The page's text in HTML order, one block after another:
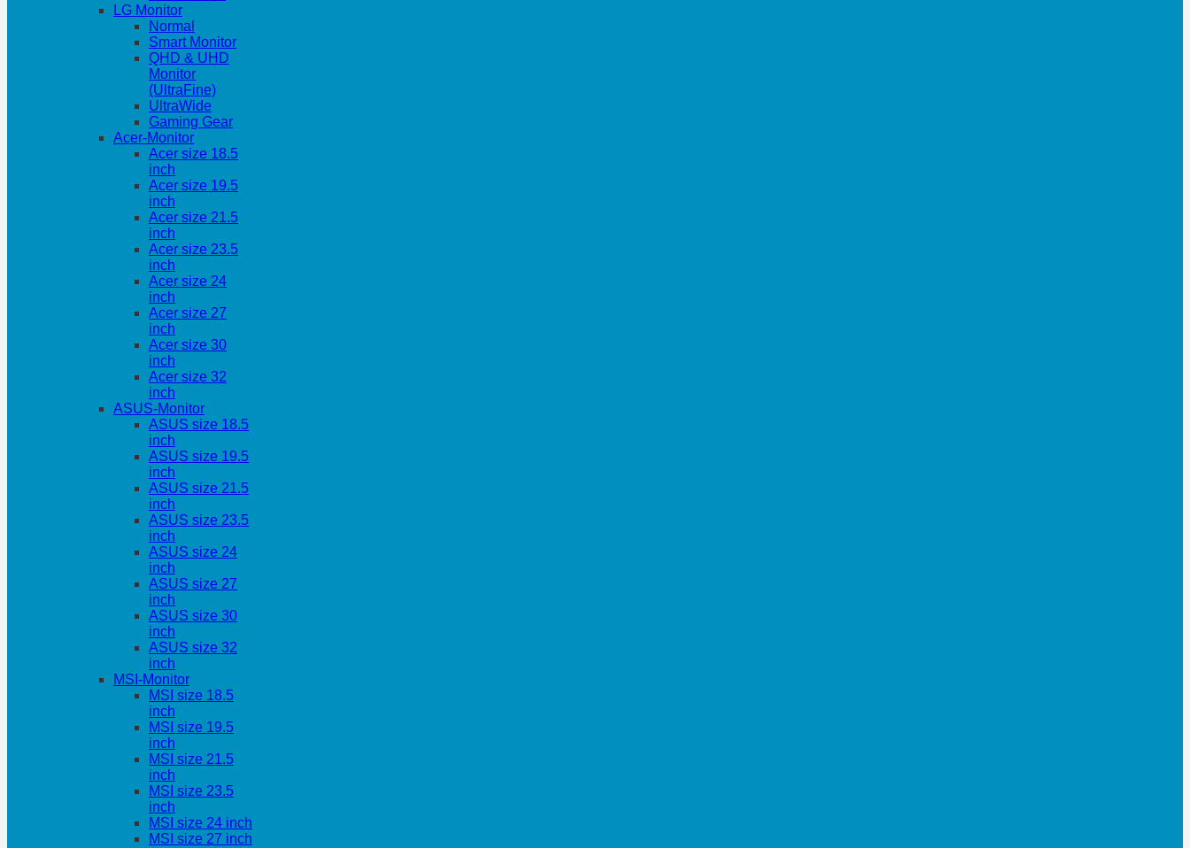
LG Monitor
Normal
Smart Monitor
QHD & UHD
Monitor
(UltraFine)
UltraWide
Gaming Gear
Acer-Monitor
Acer size 18.5
inch
Acer size 19.5
inch
Acer size 21.5
inch
Acer size 23.5
inch
Acer size 24
inch
Acer size 27
inch
Acer size 30
inch
Acer size 32
inch
ASUS-Monitor
ASUS size 18.5
inch
ASUS size 19.5
inch
ASUS size 21.5
inch
ASUS size 23.5
inch
ASUS size 24
inch
ASUS size 27
inch
ASUS size 30
inch
ASUS size 32
inch
MSI-Monitor
MSI size 18.5
inch
MSI size 19.5
inch
MSI size 21.5
inch
MSI size 23.5
inch
MSI size 24 inch
MSI size 27 inch